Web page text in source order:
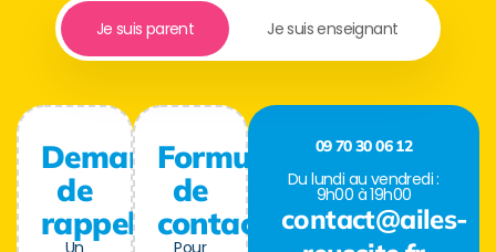
Je suis parent Je suis enseignant
Demande
de
rappel
Formulaire
de
contact
09 70 30 06 12
Du lundi au vendredi :
9h00 à 19h00
contact@ailes-